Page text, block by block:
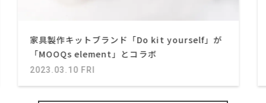
家具製作キットブランド「Do kit yourself」が
「MOOQs element」とコラボ
2023.03.10 FRI